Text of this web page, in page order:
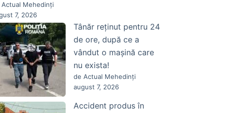
Actual Mehedinți
7, 2026
Tânăr reținut pentru 24
de ore, după ce a
vândut o mașină care
nu exista!
de Actual Mehedinți
august 7, 2026
Accident produs în